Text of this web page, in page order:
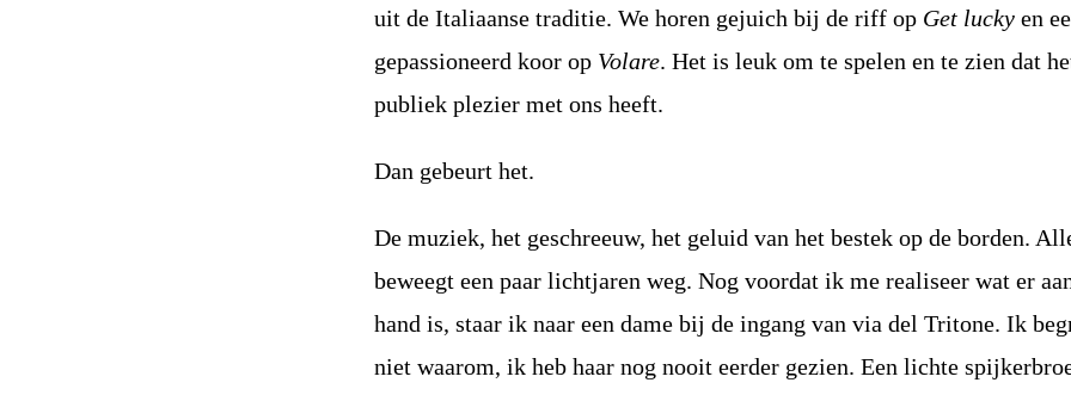
uit de Italiaanse traditie. We horen gejuich bij de riff op Get lucky en
gepassioneerd koor op Volare. Het is leuk om te spelen en te zien dat
publiek plezier met ons heeft.
Dan gebeurt het.
De muziek, het geschreeuw, het geluid van het bestek op de borden.
beweegt een paar lichtjaren weg. Nog voordat ik me realiseer wat er
hand is, staar ik naar een dame bij de ingang van via del Tritone. Ik
niet waarom, ik heb haar nog nooit eerder gezien. Een lichte